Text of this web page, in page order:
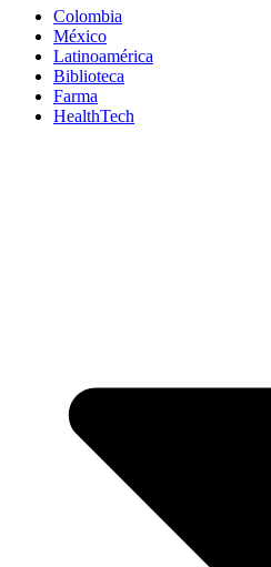
Colombia
México
Latinoamérica
Biblioteca
Farma
HealthTech